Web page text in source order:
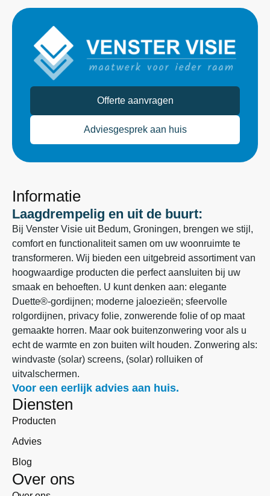
Offerte aanvragen
Adviesgesprek aan huis
Informatie
Laagdrempelig en uit de buurt:
Bij Venster Visie uit Bedum, Groningen, brengen we stijl,
comfort en functionaliteit samen om uw woonruimte te
transformeren. Wij bieden een uitgebreid assortiment van
hoogwaardige producten die perfect aansluiten bij uw
smaak en behoeften. U kunt denken aan: elegante
Duette®-gordijnen; moderne jaloezieën; sfeervolle
rolgordijnen, privacy folie, zonwerende folie of op maat
gemaakte horren. Maar ook buitenzonwering voor als u
echt de warmte en zon buiten wilt houden. Zonwering als:
windvaste (solar) screens, (solar) rolluiken of
uitvalschermen.
Voor een eerlijk advies aan huis.
Diensten
Producten
Advies
Blog
Over ons